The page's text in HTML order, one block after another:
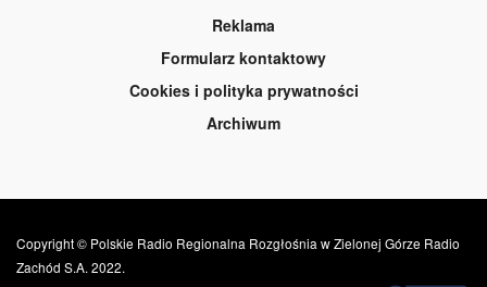
Reklama
Formularz kontaktowy
Cookies i polityka prywatności
Archiwum
Copyright © Polskie Radio Regionalna Rozgłośnia w Zielonej Górze Radio
Zachód S.A. 2022.